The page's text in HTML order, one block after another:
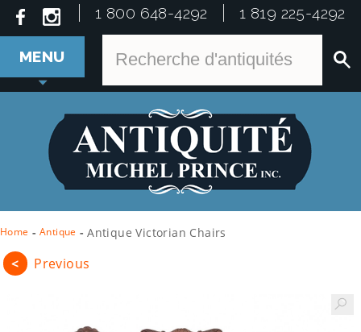
1 800 648-4292 1 819 225-4292
MENU
Home - Antique - Antique Victorian Chairs
< Previous